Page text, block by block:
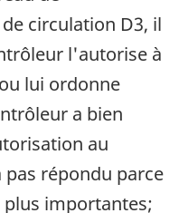
circulation D3, il
l'autorise à
lui ordonne
a bien
au
répondu parce
importantes;